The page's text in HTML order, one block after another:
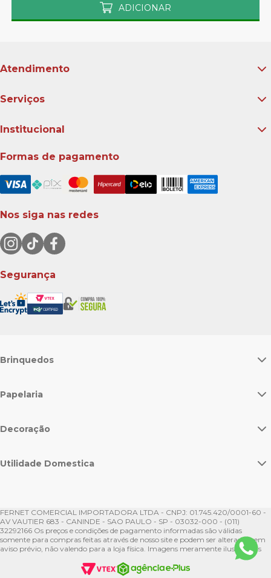
ADICIONAR
Atendimento
Serviços
Institucional
Formas de pagamento
Nos siga nas redes
Segurança
Brinquedos
Papelaria
Decoração
Utilidade Domestica
FERNET COMERCIAL IMPORTADORA LTDA - CNPJ: 01.745.420/0001-60 -
AV VAUTIER 683 - CANINDE - SAO PAULO - SP - 03032-000 - (011)
32292166 Os preços e condições de pagamento informadas são válidas
somente para compras feitas através de nosso site e podem ser alteradas sem
aviso prévio, não valendo para a loja física. Imagens meramente ilustrativas